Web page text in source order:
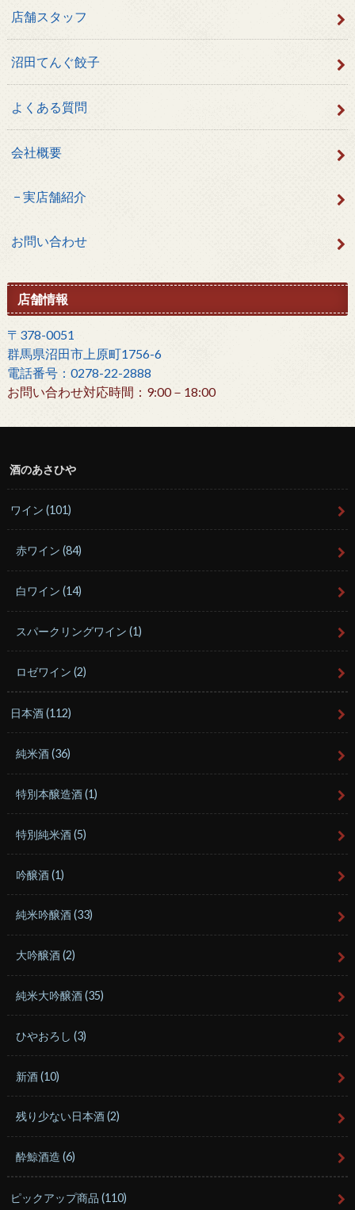
店舗スタッフ
沼田てんぐ餃子
よくある質問
会社概要
実店舗紹介
お問い合わせ
店舗情報
〒378-0051
群馬県沼田市上原町1756-6
電話番号：0278-22-2888
お問い合わせ対応時間：9:00－18:00
酒のあさひや
ワイン(101)
赤ワイン(84)
白ワイン(14)
スパークリングワイン(1)
ロゼワイン(2)
日本酒(112)
純米酒(36)
特別本醸造酒(1)
特別純米酒(5)
吟醸酒(1)
純米吟醸酒(33)
大吟醸酒(2)
純米大吟醸酒(35)
ひやおろし(3)
新酒(10)
残り少ない日本酒(2)
酔鯨酒造(6)
ピックアップ商品(110)